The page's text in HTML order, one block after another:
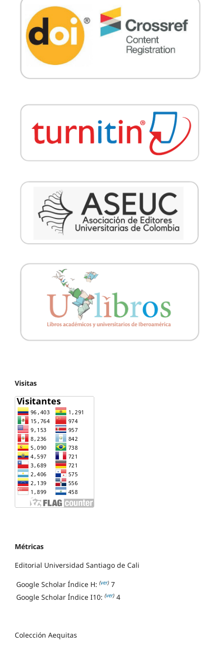
Visitas
Métricas
Editorial Universidad Santiago de Cali
Google Scholar Índice H: (ver) 7
Google Scholar Índice I10: (ver) 4
Colección Aequitas